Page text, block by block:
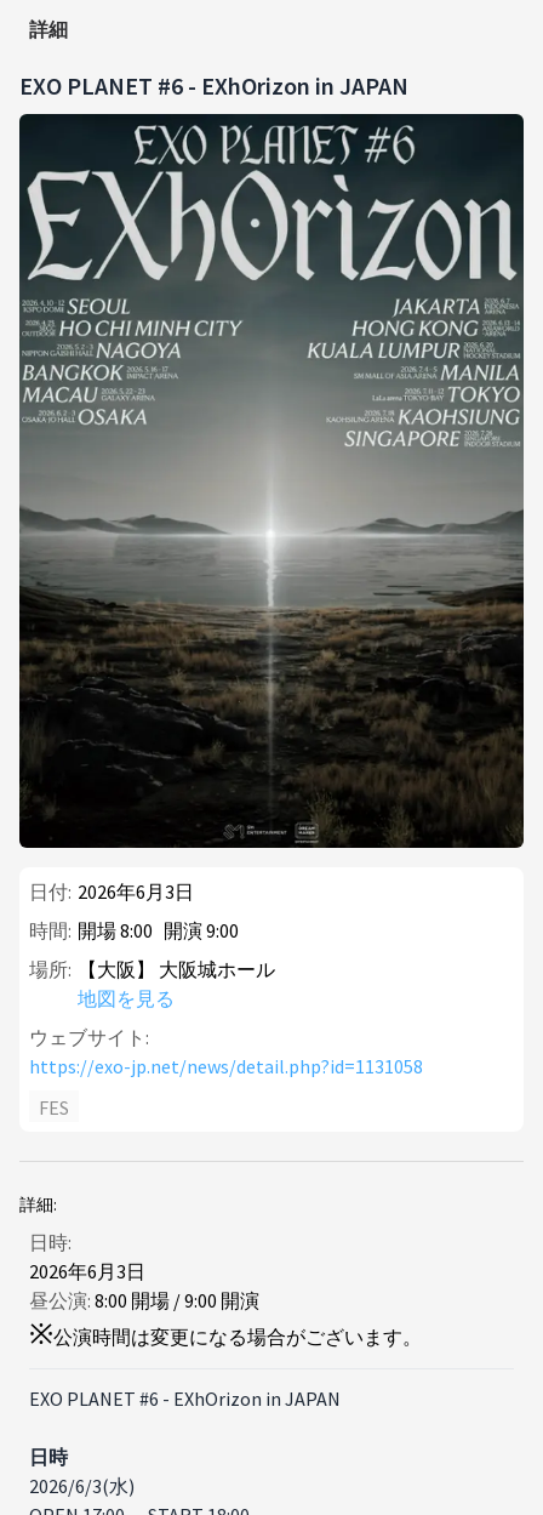
詳細
EXO PLANET #6 - EXhOrizon in JAPAN
日付: 2026年6月3日
時間: 開場8:00 開演9:00
場所:
【大阪】 大阪城ホール
地図を見る
ウェブサイト:
https://exo-jp.net/news/detail.php?id=1131058
FES
詳細:
日時:
2026年6月3日
昼公演: 8:00 開場 /9:00 開演
※公演時間は変更になる場合がございます。
EXO PLANET #6 - EXhOrizon in JAPAN
日時
2026/6/3(水)